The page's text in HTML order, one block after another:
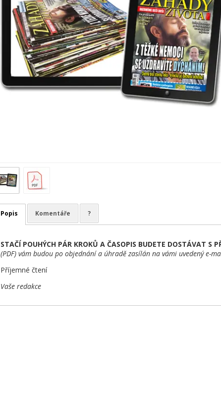
Popis Komentáře ?
STAČÍ POUHÝCH PÁR KROKŮ A ČASOPIS BUDETE DOSTÁVAT
(PDF) vám budou po objednání a úhradě zasílán na vámi uvedený e-
Příjemné čtení
Vaše redakce